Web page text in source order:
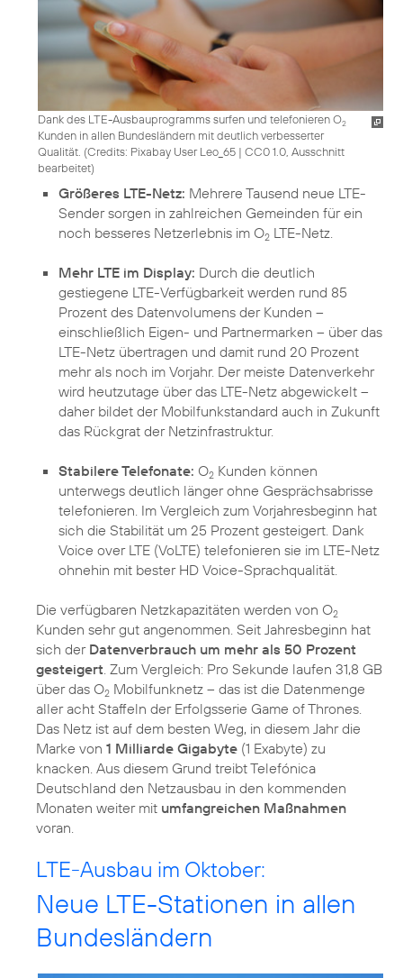
Dank des LTE-Ausbauprogramms surfen und telefonieren O2
Kunden in allen Bundesländern mit deutlich verbesserter
Qualität. (Credits: Pixabay User Leo_65 | CC0 1.0, Ausschnitt
bearbeitet)
Größeres LTE-Netz: Mehrere Tausend neue LTE-
Sender sorgen in zahlreichen Gemeinden für ein
noch besseres Netzerlebnis im O2 LTE-Netz.
Mehr LTE im Display: Durch die deutlich
gestiegene LTE-Verfügbarkeit werden rund 85
Prozent des Datenvolumens der Kunden –
einschließlich Eigen- und Partnermarken – über das
LTE-Netz übertragen und damit rund 20 Prozent
mehr als noch im Vorjahr. Der meiste Datenverkehr
wird heutzutage über das LTE-Netz abgewickelt –
daher bildet der Mobilfunkstandard auch in Zukunft
das Rückgrat der Netzinfrastruktur.
Stabilere Telefonate: O2 Kunden können
unterwegs deutlich länger ohne Gesprächsabrisse
telefonieren. Im Vergleich zum Vorjahresbeginn hat
sich die Stabilität um 25 Prozent gesteigert. Dank
Voice over LTE (VoLTE) telefonieren sie im LTE-Netz
ohnehin mit bester HD Voice-Sprachqualität.
Die verfügbaren Netzkapazitäten werden von O2
Kunden sehr gut angenommen. Seit Jahresbeginn hat
sich der Datenverbrauch um mehr als 50 Prozent
gesteigert . Zum Vergleich: Pro Sekunde laufen 31,8 GB
über das O2 Mobilfunknetz – das ist die Datenmenge
aller acht Staffeln der Erfolgsserie Game of Thrones.
Das Netz ist auf dem besten Weg, in diesem Jahr die
Marke von 1 Milliarde Gigabyte (1 Exabyte) zu
knacken. Aus diesem Grund treibt Telefónica
Deutschland den Netzausbau in den kommenden
Monaten weiter mit umfangreichen Maßnahmen
voran.
LTE-Ausbau im Oktober:
Neue LTE-Stationen in allen
Bundesländern